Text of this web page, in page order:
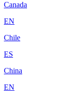
Canada
EN
Chile
ES
China
EN